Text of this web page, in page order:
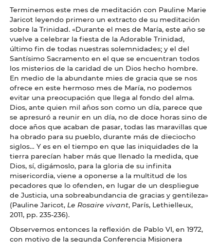
Terminemos este mes de meditación con Pauline Marie
Jaricot leyendo primero un extracto de su meditación
sobre la Trinidad. «Durante el mes de María, este año se
vuelve a celebrar la fiesta de la Adorable Trinidad,
último fin de todas nuestras solemnidades; y el del
Santísimo Sacramento en el que se encuentran todos
los misterios de la caridad de un Dios hecho hombre.
En medio de la abundante mies de gracia que se nos
ofrece en este hermoso mes de María, no podemos
evitar una preocupación que llega al fondo del alma.
Dios, ante quien mil años son como un día, parece que
se apresuró a reunir en un día, no de doce horas sino de
doce años que acaban de pasar, todas las maravillas que
ha obrado para su pueblo, durante más de dieciocho
siglos… Y es en el tiempo en que las iniquidades de la
tierra parecían haber más que llenado la medida, que
Dios, sí, digámoslo, para la gloria de su infinita
misericordia, viene a oponerse a la multitud de los
pecadores que lo ofenden, en lugar de un despliegue
de Justicia, una sobreabundancia de gracias y gentileza»
(Pauline Jaricot, Le Rosaire vivant, París, Lethielleux,
2011, pp. 235-236).
Observemos entonces la reflexión de Pablo VI, en 1972,
con motivo de la segunda Conferencia Misionera